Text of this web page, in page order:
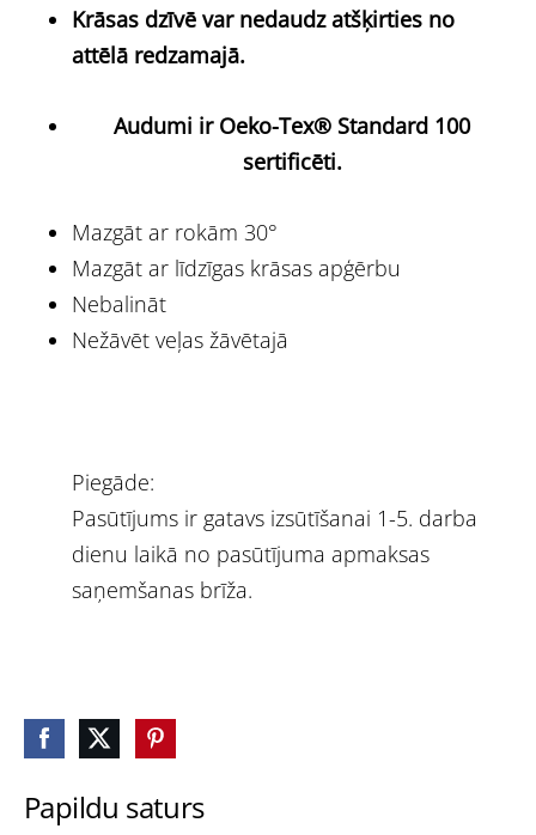
Papildu saturs
Krāsas dzīvē var nedaudz atšķirties no
attēlā redzamajā.
Audumi ir Oeko-Tex® Standard 100
sertificēti.
Mazgāt ar rokām 30°
Mazgāt ar līdzīgas krāsas apģērbu
Nebalināt
Nežāvēt veļas žāvētajā
Piegāde:
Pasūtījums ir gatavs izsūtīšanai 1-5. darba
dienu laikā no pasūtījuma apmaksas
saņemšanas brīža.